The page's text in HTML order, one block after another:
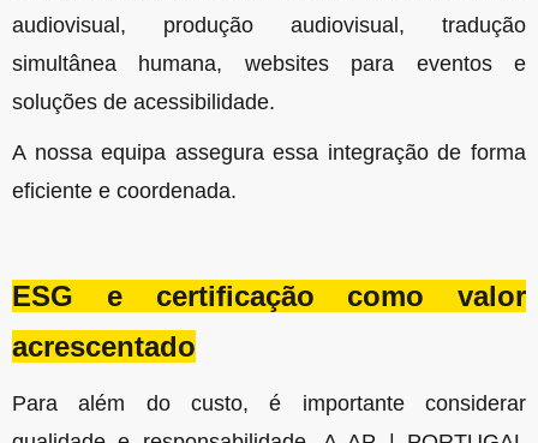
audiovisual, produção audiovisual, tradução
simultânea humana, websites para eventos e
soluções de acessibilidade.
A nossa equipa assegura essa integração de forma
eficiente e coordenada.
ESG e certificação como valor
acrescentado
Para além do custo, é importante considerar